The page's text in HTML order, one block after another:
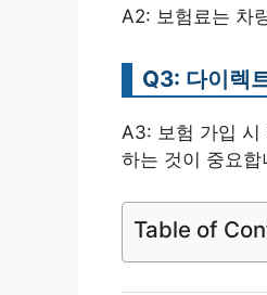
A2: 보험료는 차
Q3: 다이렉
A3: 보험 가입 시
하는 것이 중요합
Table of